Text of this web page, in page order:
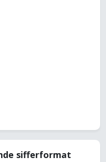
sifferformat